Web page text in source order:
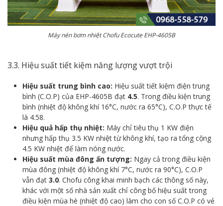
Máy nén bơm nhiệt Chofu Ecocute EHP-4605B
3.3. Hiệu suất tiết kiệm năng lượng vượt trội
Hiệu suất trung bình cao: Hiệu suất tiết kiệm điện trung
bình (C.O.P) của EHP-4605B đạt 4.5. Trong điều kiện trung
bình (nhiệt độ không khí 16°C, nước ra 65°C), C.O.P thực tế
là 4.58.
Hiệu quả hấp thụ nhiệt: Máy chỉ tiêu thụ 1 KW điện
nhưng hấp thụ 3.5 KW nhiệt từ không khí, tạo ra tổng cộng
4.5 KW nhiệt để làm nóng nước.
Hiệu suất mùa đông ấn tượng: Ngay cả trong điều kiện
mùa đông (nhiệt độ không khí 7°C, nước ra 90°C), C.O.P
vẫn đạt 3.0. Chofu công khai minh bạch các thông số này,
khác với một số nhà sản xuất chỉ công bố hiệu suất trong
điều kiện mùa hè (nhiệt độ cao) làm cho con số C.O.P có vẻ